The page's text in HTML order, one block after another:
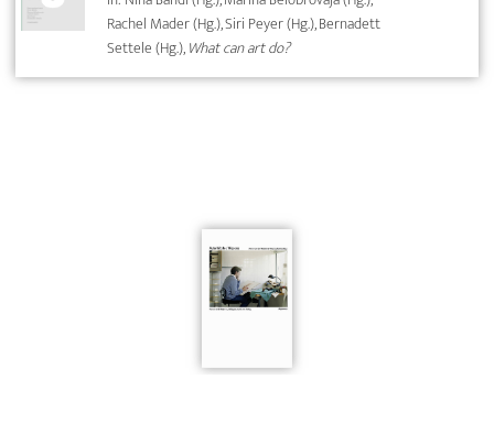
Rachel Mader (Hg.), Siri Peyer (Hg.), Bernadett
Settele (Hg.),What can art do?